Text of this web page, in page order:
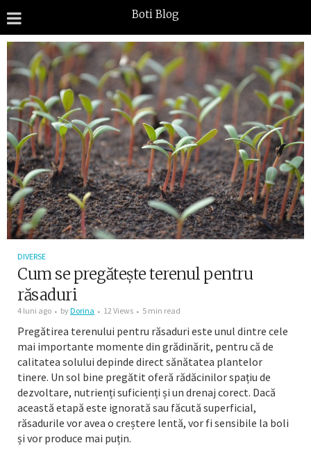
Boti Blog
DIVERSE
Cum se pregătește terenul pentru
răsaduri
4 luni ago byDorina 12 Views 5 min read
Pregătirea terenului pentru răsaduri este unul dintre cele
mai importante momente din grădinărit, pentru că de
calitatea solului depinde direct sănătatea plantelor
tinere. Un sol bine pregătit oferă rădăcinilor spațiu de
dezvoltare, nutrienți suficienți și un drenaj corect. Dacă
această etapă este ignorată sau făcută superficial,
răsadurile vor avea o creștere lentă, vor fi sensibile la boli
și vor produce mai puțin.